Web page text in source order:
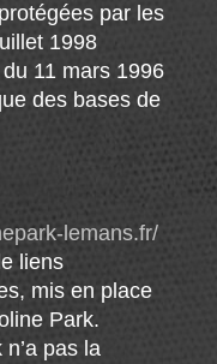
par les
1998
11 mars 1996
des bases de
lemans.fr/
liens
mis en place
Park.
pas la